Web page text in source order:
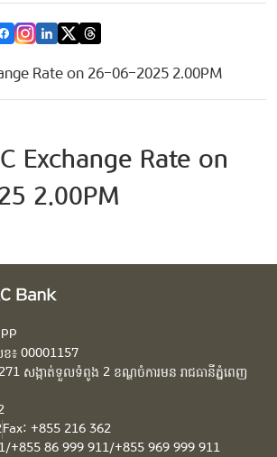
Rate on 26-06-2025 2.00PM
Exchange Rate on
2.00PM
ខ៖ 00001157
សង្កាត់ទួលទំពូង 2 ខណ្ឌចំការមន រាជធានីភ្នំពេញ
Fax: +855 216 362
+855 86 999 911/+855 969 999 911